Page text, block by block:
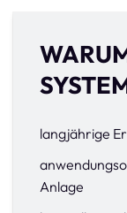
langjährige
Anlage